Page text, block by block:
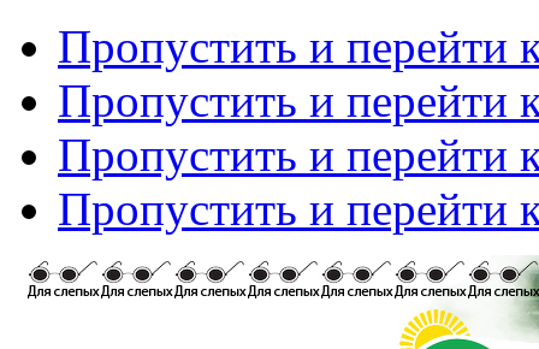
Пропустить и перейти
Пропустить и перейти
Пропустить и перейти
Пропустить и перейти